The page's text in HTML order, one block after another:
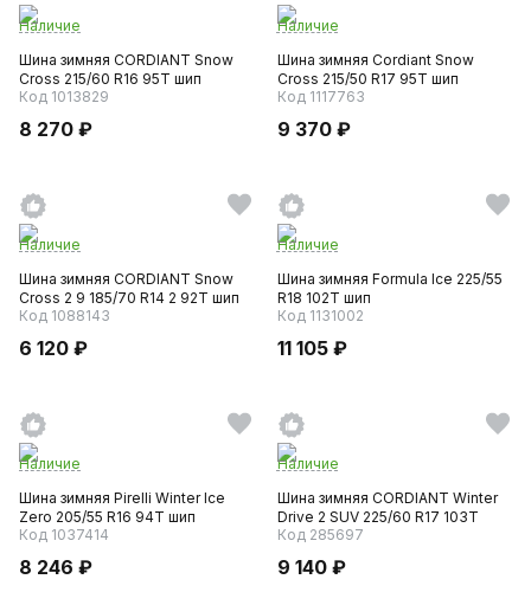
Наличие
Шина зимняя CORDIANT Snow
Cross 215/60 R16 95T шип
Код 1013829
8 270 ₽
Наличие
Шина зимняя Cordiant Snow
Cross 215/50 R17 95T шип
Код 1117763
9 370 ₽
Наличие
Шина зимняя CORDIANT Snow
Cross 2 9 185/70 R14 2 92T шип
Код 1088143
6 120 ₽
Наличие
Шина зимняя Formula Ice 225/55
R18 102T шип
Код 1131002
11 105 ₽
Наличие
Шина зимняя Pirelli Winter Ice
Zero 205/55 R16 94T шип
Код 1037414
8 246 ₽
Наличие
Шина зимняя CORDIANT Winter
Drive 2 SUV 225/60 R17 103T
Код 285697
9 140 ₽